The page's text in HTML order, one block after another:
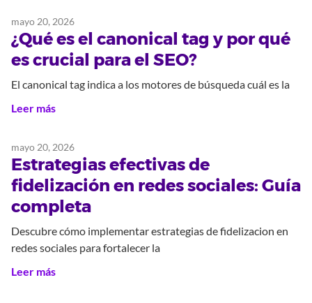
mayo 20, 2026
¿Qué es el canonical tag y por qué
es crucial para el SEO?
El canonical tag indica a los motores de búsqueda cuál es la
Leer más
mayo 20, 2026
Estrategias efectivas de
fidelización en redes sociales: Guía
completa
Descubre cómo implementar estrategias de fidelizacion en
redes sociales para fortalecer la
Leer más